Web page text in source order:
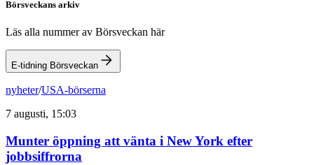
Börsveckans arkiv
Läs alla nummer av Börsveckan här
E-tidning Börsveckan
nyheter/USA-börserna
7 augusti, 15:03
Munter öppning att vänta i New York efter
jobbsiffrorna